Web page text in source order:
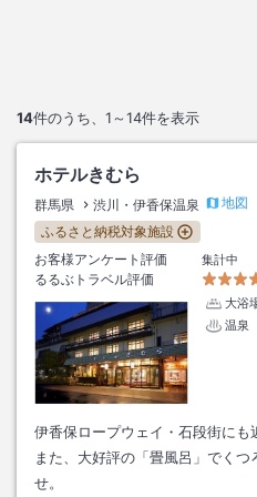
14件のうち、 1～14件を表示
ホテルきむら
群馬県 渋川・伊香保温泉
地図
ふるさと納税対象施設
お客様アンケート評価
集計中
るるぶトラベル評価
大浴
温泉
伊香保ロープウェイ・石段街にも
また、大好評の「畳風呂」でく
せ。